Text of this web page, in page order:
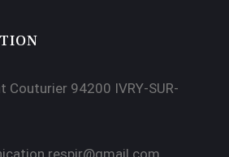
Couturier 94200 IVRY-SUR-